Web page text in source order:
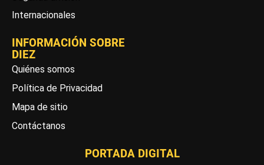
Internacionales
INFORMACIÓN SOBRE
DIEZ
Quiénes somos
Política de Privacidad
Mapa de sitio
Contáctanos
PORTADA DIGITAL